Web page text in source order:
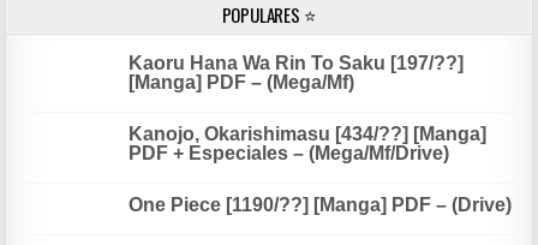
POPULARES ⭐
Kaoru Hana Wa Rin To Saku [197/??]
[Manga] PDF – (Mega/Mf)
Kanojo, Okarishimasu [434/??] [Manga]
PDF + Especiales – (Mega/Mf/Drive)
One Piece [1190/??] [Manga] PDF – (Drive)